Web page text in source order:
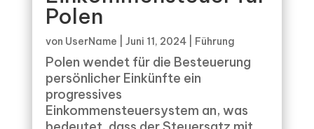
Polen
von UserName Juni 11, 2024| Führung
Polen wendet für die Besteuerung
persönlicher Einkünfte ein
progressives
Einkommensteuersystem an, was